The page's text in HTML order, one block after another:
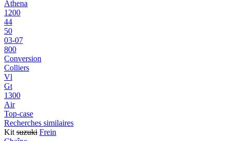
Athena
1200
44
50
03-07
800
Conversion
Colliers
Vl
Gt
1300
Air
Top-case
Recherches similaires
Kit suzuki Frein